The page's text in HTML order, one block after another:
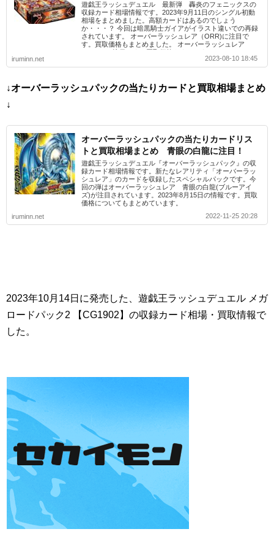
遊戯王ラッシュデュエル 最新弾 轟炎のフェニックスの
収録カード相場情報です。2023年9月11日のシングル初動
相場をまとめました。高額カードはあるのでしょう
か・・・？ 今回は暗黒騎士ガイアがイラスト違いでの再録
されています。 オーバーラッシュレア（ORR)に注目で
す。買取価格もまとめました。 オーバーラッシュレア
（ORR)に注目です。買取価格もまとめました。
iruminn.net
2023-08-10 18:45
↓オーバーラッシュパックの当たりカードと買取相場まとめ
↓
オーバーラッシュパックの当たりカードリス
トと買取相場まとめ 青眼の白龍に注目！
遊戯王ラッシュデュエル『オーバーラッシュパック』の収
録カード相場情報です。新たなレアリティ「オーバーラッ
シュレア」のカードを収録したスペシャルパックです。今
回の弾はオーバーラッシュレア 青眼の白龍(ブルーアイ
ズ)が注目されています。2023年8月15日の情報です。買取
価格についてもまとめています。
iruminn.net
2022-11-25 20:28
2023年10月14日に発売した、遊戯王ラッシュデュエル メガ
ロードパック2 【CG1902】の収録カード相場・買取情報で
した。